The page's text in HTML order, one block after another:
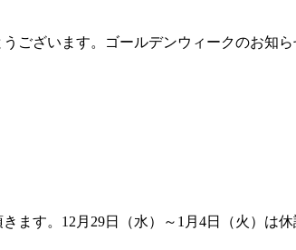
ございます。ゴールデンウィークのお知
ます。12月29日（水）～1月4日（火）